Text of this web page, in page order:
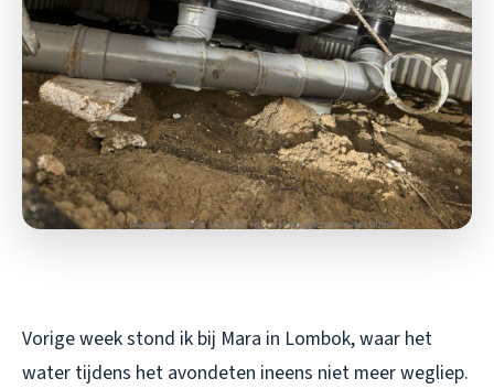
Vorige week stond ik bij Mara in Lombok, waar het
water tijdens het avondeten ineens niet meer wegliep.